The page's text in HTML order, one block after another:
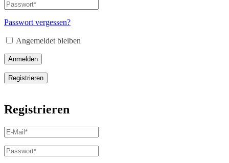
E-
Mail-
Adresse*
Passwort*
Erforderlich
Passwort vergessen?
Angemeldet bleiben
Anmelden
Registrieren
Registrieren
E-
Mail-
Adresse*
Erforderlich
Passwort*
Erforderlich